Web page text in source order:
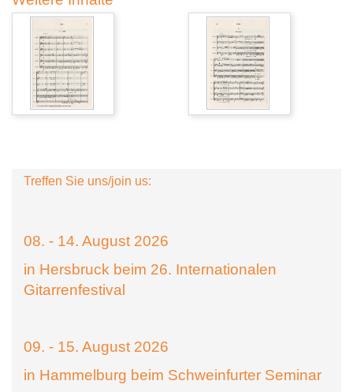
Treffen Sie uns/join us:
08. - 14. August 2026
in Hersbruck beim 26. Internationalen
Gitarrenfestival
09. - 15. August 2026
in Hammelburg beim Schweinfurter Seminar